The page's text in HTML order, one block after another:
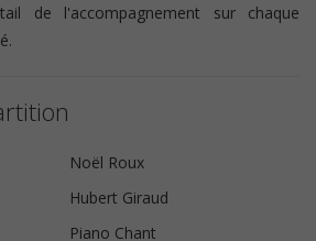
de l'accompagnement sur chaque
Noël Roux
Hubert Giraud
Piano Chant